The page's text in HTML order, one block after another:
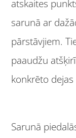
atskaites
sarunā ar
pārstāvjiem.
paaudžu
konkrēto
Sarunā